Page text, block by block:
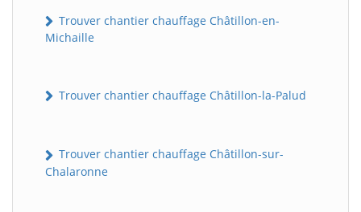
Trouver chantier chauffage Châtillon-en-
Michaille
Trouver chantier chauffage Châtillon-la-Palud
Trouver chantier chauffage Châtillon-sur-
Chalaronne